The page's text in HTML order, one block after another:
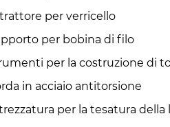
per verricello
per bobina di filo
per la costruzione di
in acciaio antitorsione
per la tesatura della